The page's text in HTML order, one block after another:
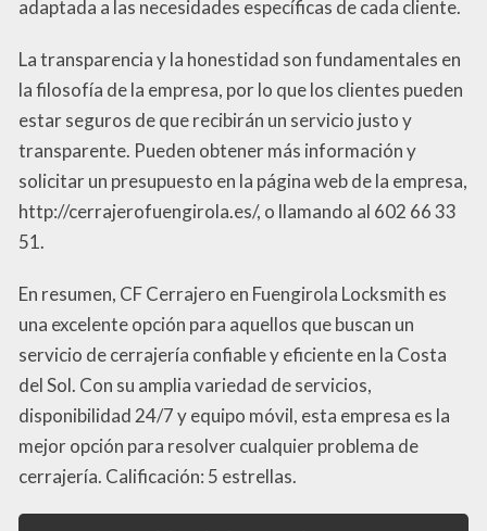
adaptada a las necesidades específicas de cada cliente.
La transparencia y la honestidad son fundamentales en
la filosofía de la empresa, por lo que los clientes pueden
estar seguros de que recibirán un servicio justo y
transparente. Pueden obtener más información y
solicitar un presupuesto en la página web de la empresa,
http://cerrajerofuengirola.es/, o llamando al 602 66 33
51.
En resumen, CF Cerrajero en Fuengirola Locksmith es
una excelente opción para aquellos que buscan un
servicio de cerrajería confiable y eficiente en la Costa
del Sol. Con su amplia variedad de servicios,
disponibilidad 24/7 y equipo móvil, esta empresa es la
mejor opción para resolver cualquier problema de
cerrajería. Calificación: 5 estrellas.